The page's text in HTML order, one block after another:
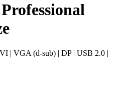
| VGA (d-sub) | DP | USB 2.0 |